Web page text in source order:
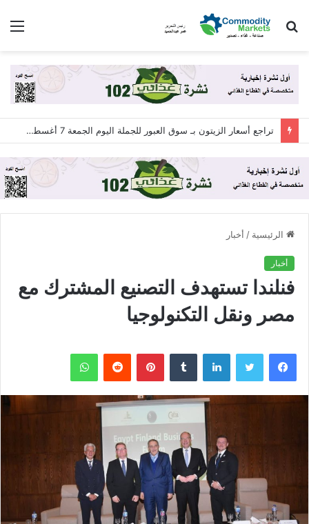
بحث
تراجع أسعار الزيتون بـ سوق العبور للجملة اليوم الجمعة 7 أغسطس 2026
الرئيسية / أخبار
أخبار
فنلندا تستهدف التصنيع المشترك مع
مصر ونقل التكنولوجيا
فيسبوك تويتر لينكدإن بينتيريست واتساب